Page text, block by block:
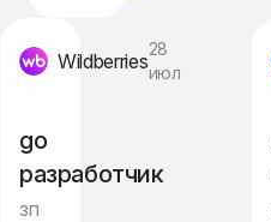
Wildberries
28
июл
go
разработчик
зп